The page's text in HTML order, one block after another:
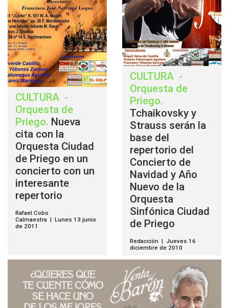
CULTURA -
Orquesta de
Priego. Nueva
cita con la
Orquesta Ciudad
de Priego en un
concierto con un
interesante
repertorio
Rafael Cobo
Calmaestra | Lunes 13 junio
de 2011
CULTURA -
Orquesta de
Priego.
Tchaikovsky y
Strauss serán la
base del
repertorio del
Concierto de
Navidad y Año
Nuevo de la
Orquesta
Sinfónica Ciudad
de Priego
Redacción | Jueves 16
diciembre de 2010